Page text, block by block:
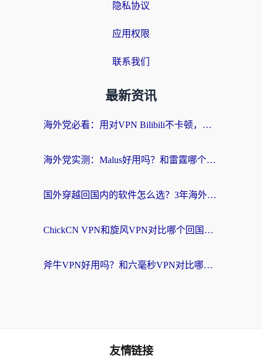
隐私协议
应用权限
联系我们
最新资讯
海外党必看：用对VPN Bilibili不卡顿，英国玩国内游戏也丝滑——2026回国加速器选择指南
海外党实测：Malus好用吗？和雷霆哪个好？+ 3款热门加速器深度对比
国外穿越回国内的软件怎么选？3年海外党亲测实用指南，告别地域限制
ChickCN VPN和旋风VPN对比哪个回国效果更好？海外党实测回国内网神器指南
斧牛VPN好用吗？和六毫秒VPN对比哪个回国效果更好？海外党亲测实用指南
友情链接